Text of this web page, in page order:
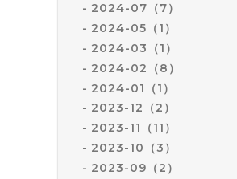
2024-07（7）
2024-05（1）
2024-03（1）
2024-02（8）
2024-01（1）
2023-12（2）
2023-11（11）
2023-10（3）
2023-09（2）